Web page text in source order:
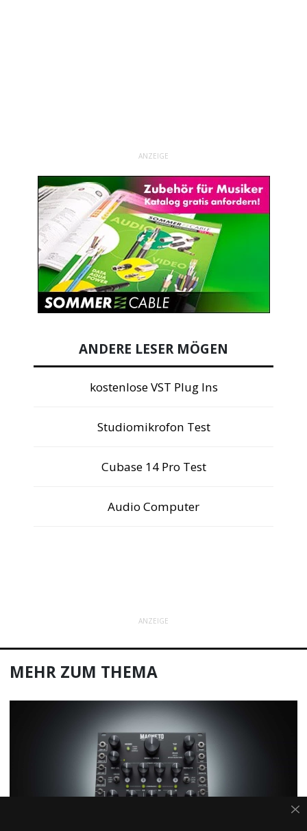
ANZEIGE
ANDERE LESER MÖGEN
kostenlose VST Plug Ins
Studiomikrofon Test
Cubase 14 Pro Test
Audio Computer
ANZEIGE
MEHR ZUM THEMA